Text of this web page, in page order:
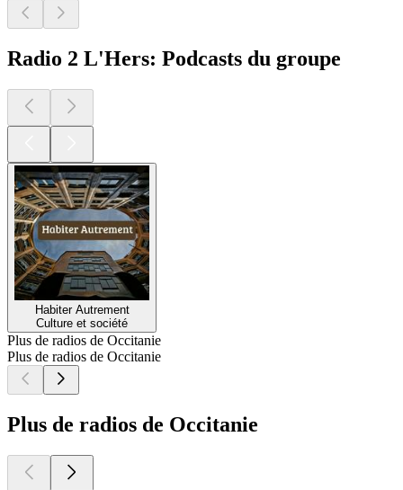
Radio 2 L'Hers: Podcasts du groupe
Habiter Autrement
Culture et société
Plus de radios de Occitanie
Plus de radios de Occitanie
Plus de radios de Occitanie